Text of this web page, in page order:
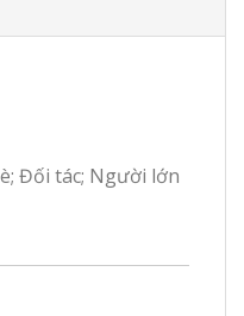
Đối tác; Người lớn